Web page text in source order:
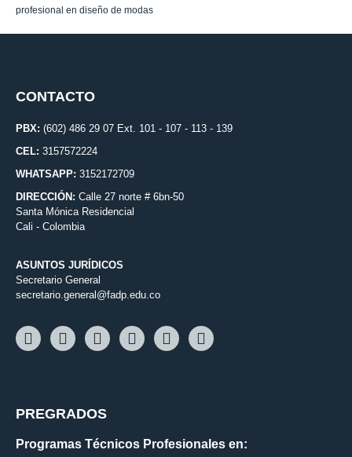
profesional en diseño de modas
CONTACTO
PBX: (602) 486 29 07 Ext. 101 - 107 - 113 - 139
CEL: 3157572224
WHATSAPP: 3152172709
DIRECCIÓN: Calle 27 norte # 6bn-50
Santa Mónica Residencial
Cali - Colombia
ASUNTOS JURÍDICOS
Secretario General
secretario.general@fadp.edu.co
PREGRADOS
Programas Técnicos Profesionales en: